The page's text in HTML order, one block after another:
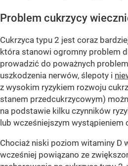
Problem cukrzycy
Cukrzyca typu 2 jest coraz
która stanowi ogromny problem
prowadzić do poważnych
uszkodzenia nerwów, ślepoty i
z wysokim ryzykiem rozwoju
stanem przedcukrzycowym)
na podstawie kilku czynników
lub wcześniejszym wystąpieniem
Chociaż niski poziom witaminy D
wcześniej powiązano ze